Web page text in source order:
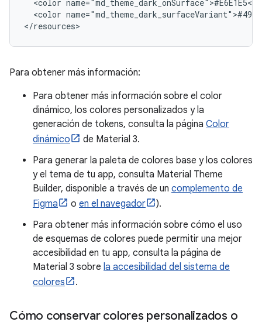
<color
<color
Para obtener más información:
Para obtener más información sobre el color
dinámico, los colores personalizados y la
generación de tokens, consulta la página Color
dinámico
de Material 3.
Para generar la paleta de colores base y los colores
y el tema de tu app, consulta Material Theme
Builder, disponible a través de un complemento de
Figma
o en el navegador
).
Para obtener más información sobre cómo el uso
de esquemas de colores puede permitir una mejor
accesibilidad en tu app, consulta la página de
Material 3 sobre la accesibilidad del sistema de
colores
.
Cómo conservar colores personalizados o